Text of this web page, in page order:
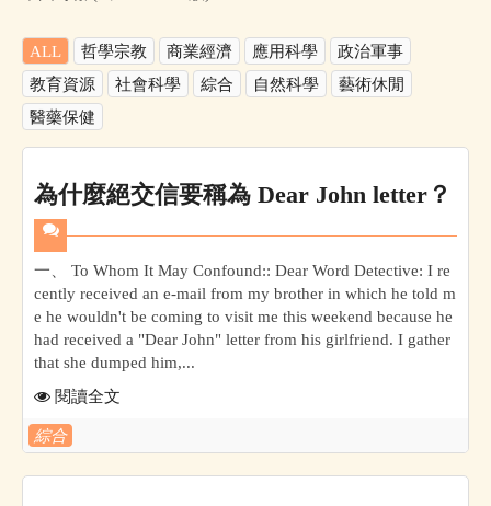
ALL 哲學宗教 商業經濟 應用科學
政治軍事
教育資源
社會科學 綜合 自然科學
藝術休閒
醫藥保健
為什麼絕交信要稱為 Dear John letter？
一、 To Whom It May Confound:: Dear Word Detective: I re
cently received an e-mail from my brother in which he told m
e he wouldn't be coming to visit me this weekend because he
had received a "Dear John" letter from his girlfriend. I gather
that she dumped him,...
閱讀全文
綜合